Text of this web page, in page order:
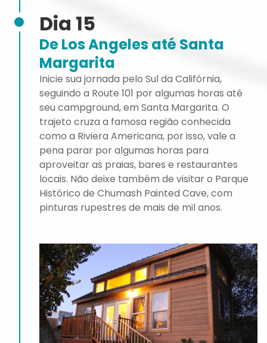
Dia 15
De Los Angeles até Santa
Margarita
Inicie sua jornada pelo Sul da Califórnia,
seguindo a Route 101 por algumas horas até
seu campground, em Santa Margarita. O
trajeto cruza a famosa região conhecida
como a Riviera Americana, por isso, vale a
pena parar por algumas horas para
aproveitar as praias, bares e restaurantes
locais. Não deixe também de visitar o Parque
Histórico de Chumash Painted Cave, com
pinturas rupestres de mais de mil anos.